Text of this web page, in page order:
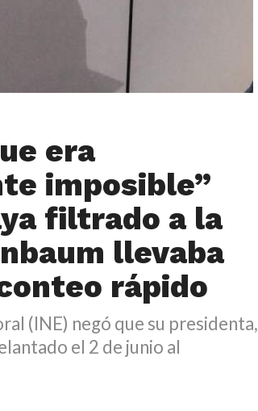
era
imposible”
filtrado a la
llevaba
rápido
(INE) negó que su presidenta,
el 2 de junio al